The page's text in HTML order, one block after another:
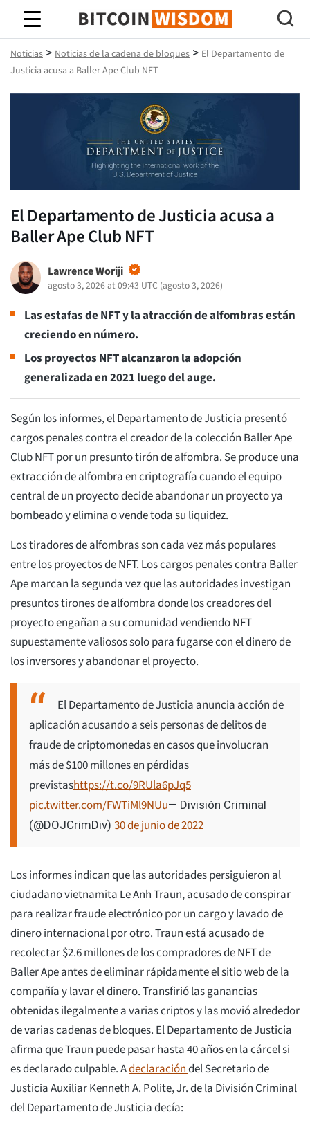
Sabiduría de Bitcoin
Noticias > Noticias de la cadena de bloques > El Departamento de
Justicia acusa a Baller Ape Club NFT
El Departamento de Justicia acusa a
Baller Ape Club NFT
Lawrence Woriji
agosto 3, 2026 at 09:43 UTC (agosto 3, 2026)
Las estafas de NFT y la atracción de alfombras están
creciendo en número.
Los proyectos NFT alcanzaron la adopción
generalizada en 2021 luego del auge.
Según los informes, el Departamento de Justicia presentó
cargos penales contra el creador de la colección Baller Ape
Club NFT por un presunto tirón de alfombra. Se produce una
extracción de alfombra en criptografía cuando el equipo
central de un proyecto decide abandonar un proyecto ya
bombeado y elimina o vende toda su liquidez.
Los tiradores de alfombras son cada vez más populares
entre los proyectos de NFT. Los cargos penales contra Baller
Ape marcan la segunda vez que las autoridades investigan
presuntos tirones de alfombra donde los creadores del
proyecto engañan a su comunidad vendiendo NFT
supuestamente valiosos solo para fugarse con el dinero de
los inversores y abandonar el proyecto.
El Departamento de Justicia anuncia acción de
aplicación acusando a seis personas de delitos de
fraude de criptomonedas en casos que involucran
más de $100 millones en pérdidas
previstashttps://t.co/9RUla6pJq5
pic.twitter.com/FWTiMl9NUu— División Criminal
(@DOJCrimDiv) 30 de junio de 2022
Los informes indican que las autoridades persiguieron al
ciudadano vietnamita Le Anh Traun, acusado de conspirar
para realizar fraude electrónico por un cargo y lavado de
dinero internacional por otro. Traun está acusado de
recolectar $2.6 millones de los compradores de NFT de
Baller Ape antes de eliminar rápidamente el sitio web de la
compañía y lavar el dinero. Transfirió las ganancias
obtenidas ilegalmente a varias criptos y las movió alrededor
de varias cadenas de bloques. El Departamento de Justicia
afirma que Traun puede pasar hasta 40 años en la cárcel si
es declarado culpable. Adeclaracióndel Secretario de
Justicia Auxiliar Kenneth A. Polite, Jr. de la División Criminal
del Departamento de Justicia decía: